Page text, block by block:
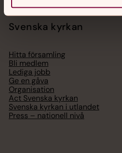
Svenska kyrkan
Hitta församling
Bli medlem
Lediga jobb
Ge en gåva
Organisation
Act Svenska kyrkan
Svenska kyrkan i utlandet
Press – nationell nivå